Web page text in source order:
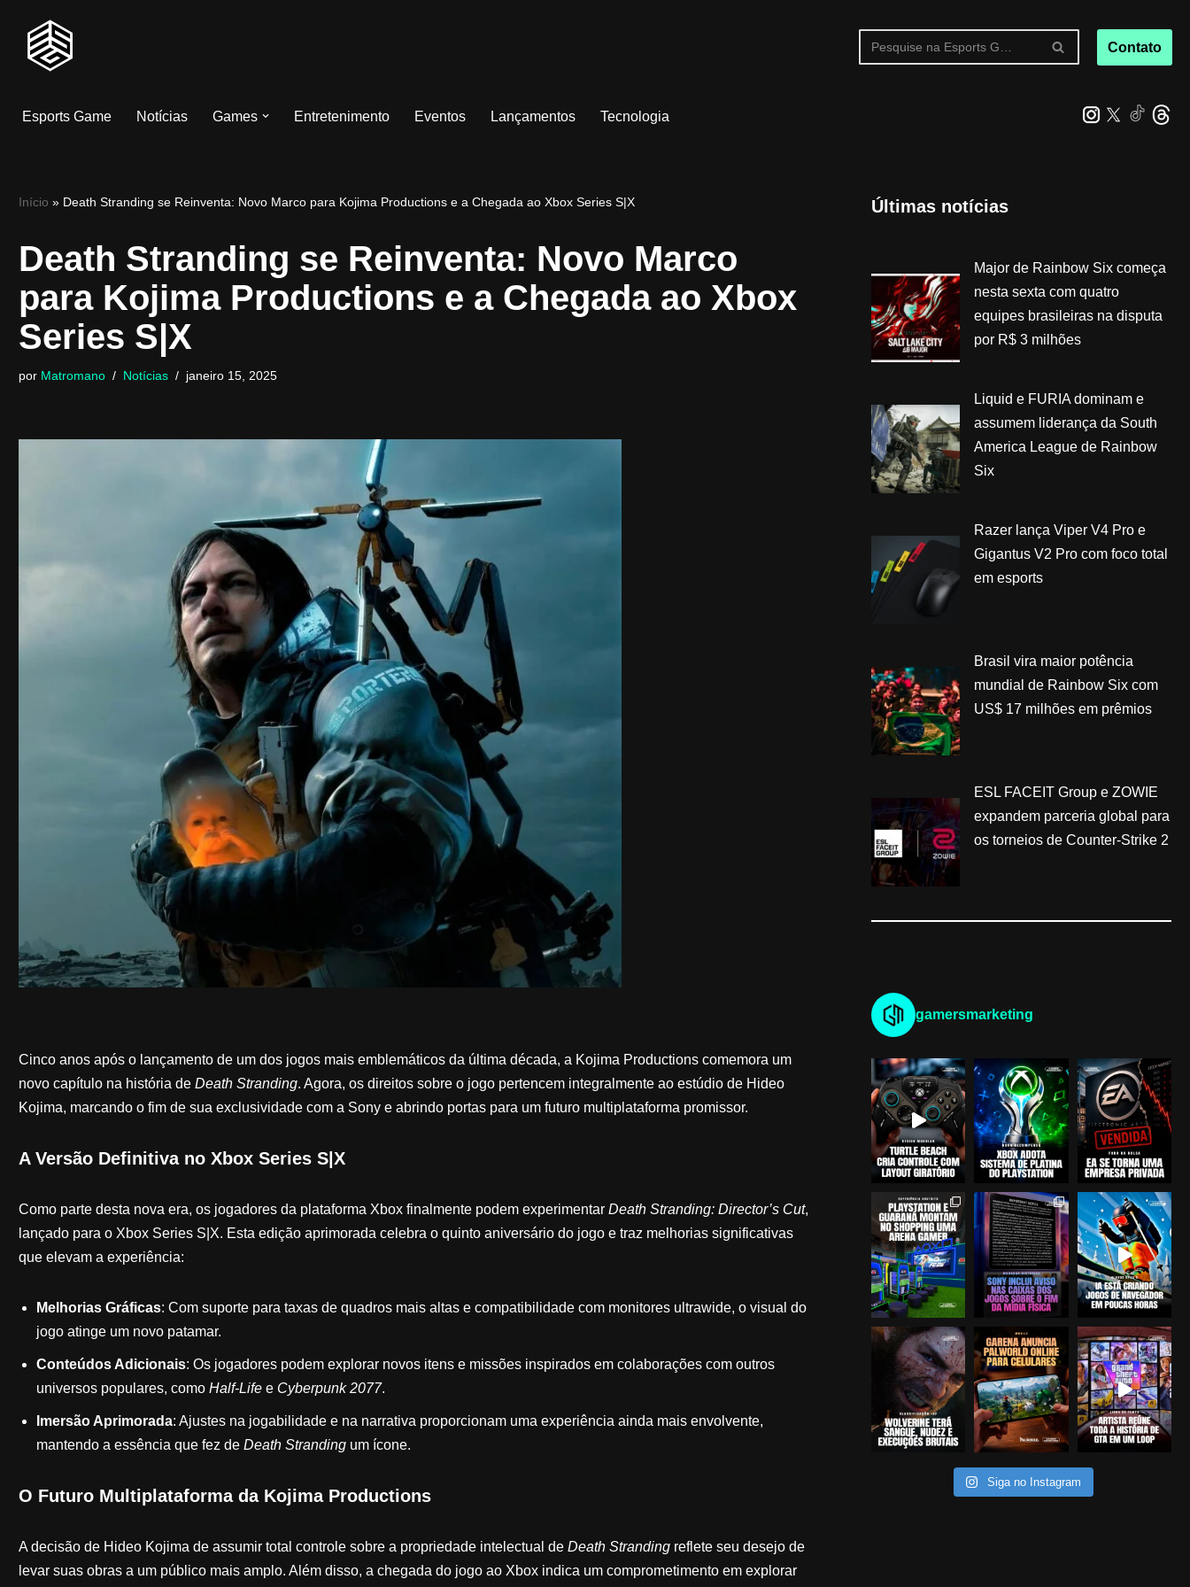
Pular
conteúdo
Contato
Esports Game Notícias Games Entretenimento Eventos Lançamentos Tecnologia
Início » Death Stranding se Reinventa: Novo Marco para Kojima Productions e a Chegada ao Xbox Series S|X
Death Stranding se Reinventa: Novo Marco
para Kojima Productions e a Chegada ao Xbox
Series S|X
por Matromano Notícias janeiro 15, 2025
Cinco anos após o lançamento de um dos jogos mais emblemáticos da última década, a Kojima Productions comemora um
novo capítulo na história de Death Stranding. Agora, os direitos sobre o jogo pertencem integralmente ao estúdio de Hideo
Kojima, marcando o fim de sua exclusividade com a Sony e abrindo portas para um futuro multiplataforma promissor.
A Versão Definitiva no Xbox Series S|X
Como parte desta nova era, os jogadores da plataforma Xbox finalmente podem experimentar Death Stranding: Director’s Cut,
lançado para o Xbox Series S|X. Esta edição aprimorada celebra o quinto aniversário do jogo e traz melhorias significativas
que elevam a experiência:
Melhorias Gráficas: Com suporte para taxas de quadros mais altas e compatibilidade com monitores ultrawide, o visual do
jogo atinge um novo patamar.
Conteúdos Adicionais: Os jogadores podem explorar novos itens e missões inspirados em colaborações com outros
universos populares, como Half-Lifee Cyberpunk 2077.
Imersão Aprimorada: Ajustes na jogabilidade e na narrativa proporcionam uma experiência ainda mais envolvente,
mantendo a essência que fez de Death Strandingum ícone.
O Futuro Multiplataforma da Kojima Productions
A decisão de Hideo Kojima de assumir total controle sobre a propriedade intelectual de Death Strandingreflete seu desejo de
levar suas obras a um público mais amplo. Além disso, a chegada do jogo ao Xbox indica um comprometimento em explorar
Últimas notícias
Major de Rainbow Six começa
nesta sexta com quatro
equipes brasileiras na disputa
por R$ 3 milhões
Liquid e FURIA dominam e
assumem liderança da South
America League de Rainbow
Six
Razer lança Viper V4 Pro e
Gigantus V2 Pro com foco total
em esports
Brasil vira maior potência
mundial de Rainbow Six com
US$ 17 milhões em prêmios
ESL FACEIT Group e ZOWIE
expandem parceria global para
os torneios de Counter-Strike 2
gamersmarketing
Siga no Instagram